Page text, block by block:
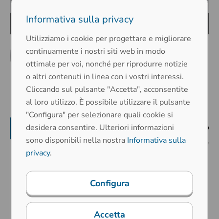
Caratteristiche del prodotto Proprietà
industriali estremi
Tecnologia di contatto con il carbonio
Informativa sulla privacy
Utilizziamo i cookie per progettare e migliorare
continuamente i nostri siti web in modo
ottimale per voi, nonché per riprodurre notizie
o altri contenuti in linea con i vostri interessi.
Cliccando sul pulsante "Accetta", acconsentite
al loro utilizzo. È possibile utilizzare il pulsante
"Configura" per selezionare quali cookie si
desidera consentire. Ulteriori informazioni
sono disponibili nella nostra Informativa sulla
privacy.
Configura
Accetta